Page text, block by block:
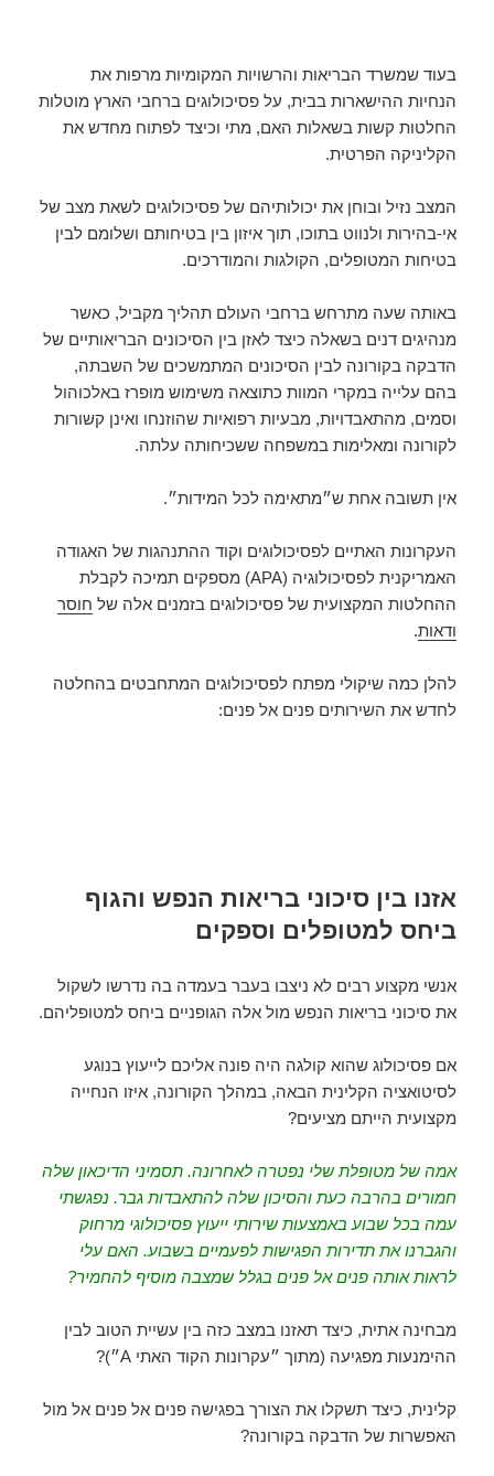
בעוד שמשרד הבריאות והרשויות המקומיות מרפות את
הנחיות ההישארות בבית, על פסיכולוגים ברחבי הארץ מוטלות
החלטות קשות בשאלות האם, מתי וכיצד לפתוח מחדש את
הקליניקה הפרטית.
המצב נזיל ובוחן את יכולותיהם של פסיכולוגים לשאת מצב של
אי-בהירות ולנווט בתוכו, תוך איזון בין בטיחותם ושלומם לבין
בטיחות המטופלים, הקולגות והמודרכים.
באותה שעה מתרחש ברחבי העולם תהליך מקביל, כאשר
מנהיגים דנים בשאלה כיצד לאזן בין הסיכונים הבריאותיים של
הדבקה בקורונה לבין הסיכונים המתמשכים של השבתה,
בהם עלייה במקרי המוות כתוצאה משימוש מופרז באלכוהול
וסמים, מהתאבדויות, מבעיות רפואיות שהוזנחו ואינן קשורות
לקורונה ומאלימות במשפחה ששכיחותה עלתה.
אין תשובה אחת ש״מתאימה לכל המידות״.
העקרונות האתיים לפסיכולוגים וקוד ההתנהגות של האגודה
האמריקנית לפסיכולוגיה (APA) מספקים תמיכה לקבלת
ההחלטות המקצועית של פסיכולוגים בזמנים אלה של חוסר
ודאות.
להלן כמה שיקולי מפתח לפסיכולוגים המתחבטים בהחלטה
לחדש את השירותים פנים אל פנים:
אזנו בין סיכוני בריאות הנפש והגוף
ביחס למטופלים וספקים
אנשי מקצוע רבים לא ניצבו בעבר בעמדה בה נדרשו לשקול
את סיכוני בריאות הנפש מול אלה הגופניים ביחס למטופליהם.
אם פסיכולוג שהוא קולגה היה פונה אליכם לייעוץ בנוגע
לסיטואציה הקלינית הבאה, במהלך הקורונה, איזו הנחייה
מקצועית הייתם מציעים?
אמה של מטופלת שלי נפטרה לאחרונה. תסמיני הדיכאון שלה
חמורים בהרבה כעת והסיכון שלה להתאבדות גבר. נפגשתי
עמה בכל שבוע באמצעות שירותי ייעוץ פסיכולוגי מרחוק
והגברנו את תדירות הפגישות לפעמיים בשבוע. האם עלי
לראות אותה פנים אל פנים בגלל שמצבה מוסיף להחמיר?
מבחינה אתית, כיצד תאזנו במצב כזה בין עשיית הטוב לבין
ההימנעות מפגיעה (מתוך ״עקרונות הקוד האתי A״)?
קלינית, כיצד תשקלו את הצורך בפגישה פנים אל פנים אל מול
האפשרות של הדבקה בקורונה?